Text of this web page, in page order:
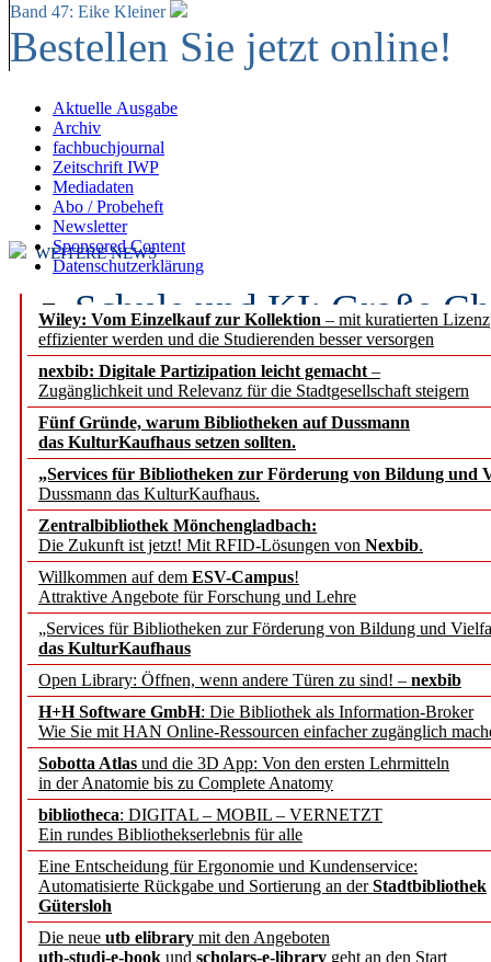
Band 47: Eike Kleiner
Bestellen Sie jetzt online!
Aktuelle Ausgabe
Archiv
fachbuchjournal
Zeitschrift IWP
Mediadaten
Abo / Probeheft
Newsletter
Sponsored Content
Datenschutzerklärung
Wiley: Vom Einzelkauf zur Kollektion – mit kuratierten
effizienter werden und die Studierenden besser versorgen
nexbib: Digitale Partizipation leicht gemacht –
Zugänglichkeit und Relevanz für die Stadtgesellschaft steigern
Fünf Gründe, warum Bibliotheken auf Dussmann
das KulturKaufhaus setzen sollten.
„Services für Bibliotheken zur Förderung von Bildung und
Dussmann das KulturKaufhaus.
Zentralbibliothek Mönchengladbach:
Die Zukunft ist jetzt! Mit RFID-Lösungen von Nexbib.
Willkommen auf dem ESV-Campus!
Attraktive Angebote für Forschung und Lehre
„Services für Bibliotheken zur Förderung von Bildung und
das KulturKaufhaus
Open Library: Öffnen, wenn andere Türen zu sind! – nexbib
H+H Software GmbH: Die Bibliothek als Information-Broker
Wie Sie mit HAN Online-Ressourcen einfacher zugänglich
Sobotta Atlas und die 3D App: Von den ersten Lehrmitteln
in der Anatomie bis zu Complete Anatomy
bibliotheca: DIGITAL – MOBIL – VERNETZT
Ein rundes Bibliothekserlebnis für alle
Eine Entscheidung für Ergonomie und Kundenservice:
Automatisierte Rückgabe und Sortierung an derStadtbibliothek
Gütersloh
Die neue utb elibrary mit den Angeboten
utb-studi-e-book und scholars-e-library geht an den Start
WEITERE NEWS
Schule und KI: Große
Voraussetzungen
Erfolgreiches erstes
Segment Research –
angepasst
konstruktiv!
Mohr Siebeck
und die Zeitschrift für
Francke Attempto
EBSCO Information
Recherchefunktionen in
Sorbisches Institut neu
Geschichte und